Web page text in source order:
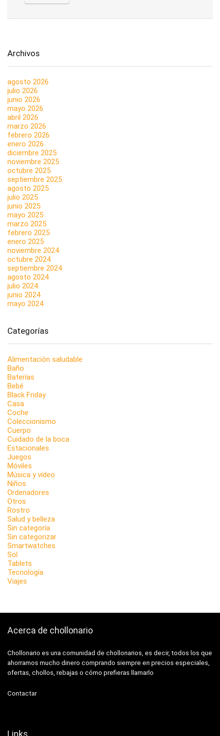
Archivos
agosto 2026
julio 2026
junio 2026
mayo 2026
abril 2026
marzo 2026
febrero 2026
enero 2026
diciembre 2025
noviembre 2025
octubre 2025
septiembre 2025
agosto 2025
julio 2025
junio 2025
mayo 2025
marzo 2025
febrero 2025
enero 2025
noviembre 2024
octubre 2024
septiembre 2024
agosto 2024
julio 2024
junio 2024
mayo 2024
Categorías
Alimentación saludable
Baño
Baterías
Bebé
Black Friday
Casa
Coche
Coleccionismo
Cuerpo
Cuidado de la boca
Estacionales
Juegos
Móviles
Música y vídeo
Niños
Ordenadores
Otros
Rostro
Salud y belleza
Sin categoría
Sin categorizar
Smartwatches
Sol
Tablets
Tecnología
Viajes
Acerca de chollonario
Chollonario es una comunidad de chollonarios, es decir, todos los que
ahorramos mucho dinero comprando siempre en precios especiales,
ofertas, chollos, rebajas o cómo prefieras llamarlo
Contactar
Links